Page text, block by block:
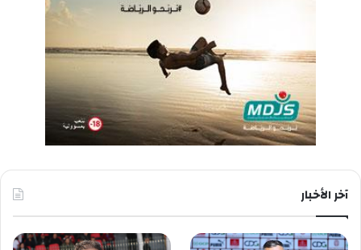
آخر الأخبار